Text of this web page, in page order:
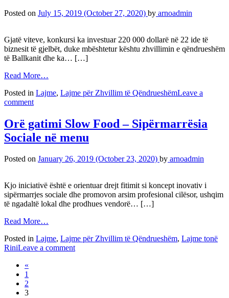
Posted on July 15, 2019 (October 27, 2020) by arnoadmin
Gjatë viteve, konkursi ka investuar 220 000 dollarë në 22 ide të
biznesit të gjelbët, duke mbështetur kështu zhvillimin e qëndrueshëm
të Ballkanit dhe ka… […]
Read More…
Posted in Lajme, Lajme për Zhvillim të QëndrueshëmLeave a
comment
Orë gatimi Slow Food – Sipërmarrësia
Sociale në menu
Posted on January 26, 2019 (October 23, 2020) by arnoadmin
Kjo iniciativë është e orientuar drejt fitimit si koncept inovativ i
sipërmarrjes sociale dhe promovon arsim profesional cilësor, ushqim
të ngadaltë lokal dhe prodhues vendorë… […]
Read More…
Posted in Lajme, Lajme për Zhvillim të Qëndrueshëm, Lajme tonë
RiniLeave a comment
«
1
2
3